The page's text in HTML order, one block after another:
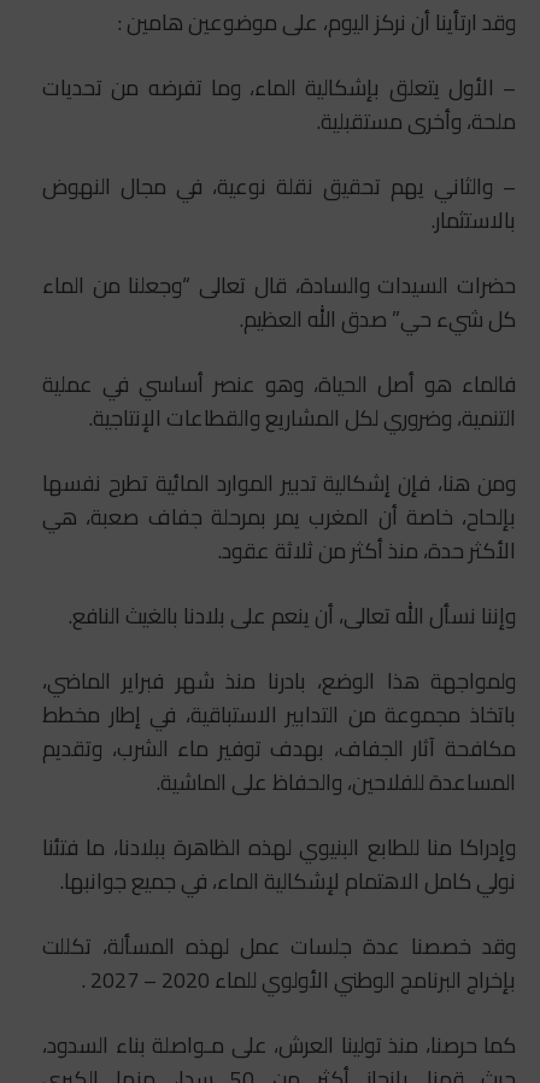
وقد ارتأينا أن نركز اليوم، على موضوعين هامين :
– الأول يتعلق بإشكالية الماء، وما تفرضه من تحديات
ملحة، وأخرى مستقبلية.
– والثاني يهم تحقيق نقلة نوعية، في مجال النهوض
بالاستثمار.
حضرات السيدات والسادة، قال تعالى “وجعلنا من الماء
كل شيء حي” صدق الله العظيم.
فالماء هو أصل الحياة، وهو عنصر أساسي في عملية
التنمية، وضروري لكل المشاريع والقطاعات الإنتاجية.
ومن هنا، فإن إشكالية تدبير الموارد المائية تطرح نفسها
بإلحاح، خاصة أن المغرب يمر بمرحلة جفاف صعبة، هي
الأكثر حدة، منذ أكثر من ثلاثة عقود.
وإننا نسأل الله تعالى، أن ينعم على بلادنا بالغيث النافع.
ولمواجهة هذا الوضع، بادرنا منذ شهر فبراير الماضي،
باتخاذ مجموعة من التدابير الاستباقية، في إطار مخطط
مكافحة آثار الجفاف، بهدف توفير ماء الشرب، وتقديم
المساعدة للفلاحين، والحفاظ على الماشية.
وإدراكا منا للطابع البنيوي لهذه الظاهرة ببلادنا، ما فتئنا
نولي كامل الاهتمام لإشكالية الماء، في جميع جوانبها.
وقد خصصنا عدة جلسات عمل لهذه المسألة، تكللت
بإخراج البرنامج الوطني الأولوي للماء 2020 – 2027 .
كما حرصنا، منذ تولينا العرش، على مـواصلة بناء السدود،